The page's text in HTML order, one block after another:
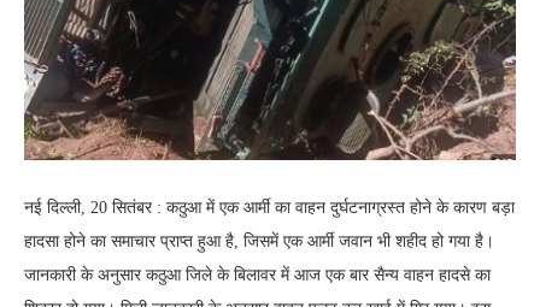
नई दिल्ली, 20 सितंबर : कठुआ में एक आर्मी का वाहन दुर्घटनाग्रस्त होने के कारण बड़ा
हादसा होने का समाचार प्राप्त हुआ है, जिसमें एक आर्मी जवान भी शहीद हो गया है।
जानकारी के अनुसार कठुआ जिले के बिलावर में आज एक बार सैन्य वाहन हादसे का